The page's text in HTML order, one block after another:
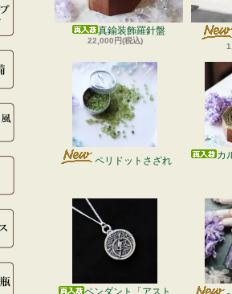
真鍮装飾羅針盤
22,000円(税込)
ペリドットさざれ
カ
ペンダント「アスト